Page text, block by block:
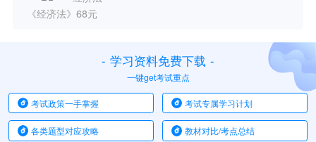
《经济法》68元
- 学习资料免费下载 -
一键get考试重点
考试政策一手掌握 考试专属学习计划
各类题型对应攻略 教材对比/考点总结